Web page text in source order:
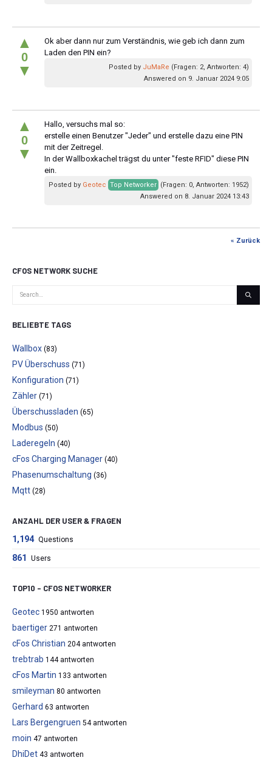
▲
0
▼
Ok aber dann nur zum Verständnis, wie geb ich dann zum
Laden den PIN ein?
Posted by JuMaRe (Fragen: 2, Antworten: 4)
Answered on 9. Januar 2024 9:05
▲
0
▼
Hallo, versuchs mal so:
erstelle einen Benutzer "Jeder" und erstelle dazu eine PIN
mit der Zeitregel.
In der Wallboxkachel trägst du unter "feste RFID" diese PIN
ein.
Posted by Geotec Top Networker (Fragen: 0, Antworten: 1952)
Answered on 8. Januar 2024 13:43
« Zurück
CFOS NETWORK SUCHE
BELIEBTE TAGS
Wallbox (83)
PV Überschuss (71)
Konfiguration (71)
Zähler (71)
Überschussladen (65)
Modbus (50)
Laderegeln (40)
cFos Charging Manager (40)
Phasenumschaltung (36)
Mqtt (28)
ANZAHL DER USER & FRAGEN
1,194 Questions
861 Users
TOP10 – CFOS NETWORKER
Geotec 1950 antworten
baertiger 271 antworten
cFos Christian 204 antworten
trebtrab 144 antworten
cFos Martin 133 antworten
smileyman 80 antworten
Gerhard 63 antworten
Lars Bergengruen 54 antworten
moin 47 antworten
DhiDet 43 antworten